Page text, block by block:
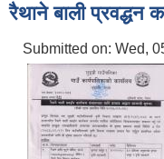
रैथाने बाली प्रवद्धन
Submitted on: Wed,